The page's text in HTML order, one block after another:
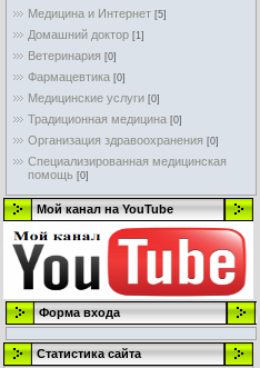
Медицина и Интернет [5]
Домашний доктор [1]
Ветеринария [0]
Фармацевтика [0]
Медицинские услуги [0]
Традиционная медицина [0]
Организация здравоохранения [0]
Специализированная медицинская
помощь [0]
Мой канал на YouTube
Форма входа
Статистика сайта